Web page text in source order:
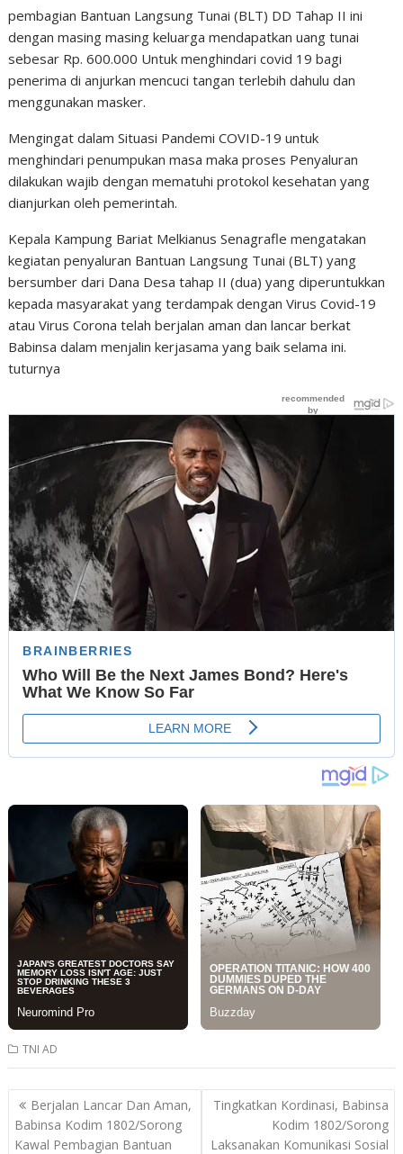
pembagian Bantuan Langsung Tunai (BLT) DD Tahap II ini
dengan masing masing keluarga mendapatkan uang tunai
sebesar Rp. 600.000 Untuk menghindari covid 19 bagi
penerima di anjurkan mencuci tangan terlebih dahulu dan
menggunakan masker.
Mengingat dalam Situasi Pandemi COVID-19 untuk
menghindari penumpukan masa maka proses Penyaluran
dilakukan wajib dengan mematuhi protokol kesehatan yang
dianjurkan oleh pemerintah.
Kepala Kampung Bariat Melkianus Senagrafle mengatakan
kegiatan penyaluran Bantuan Langsung Tunai (BLT) yang
bersumber dari Dana Desa tahap II (dua) yang diperuntukkan
kepada masyarakat yang terdampak dengan Virus Covid-19
atau Virus Corona telah berjalan aman dan lancar berkat
Babinsa dalam menjalin kerjasama yang baik selama ini.
tuturnya
TNI AD
Post
navigation
Berjalan Lancar Dan Aman,
Babinsa Kodim 1802/Sorong
Kawal Pembagian Bantuan
Tingkatkan Kordinasi, Babinsa
Kodim 1802/Sorong
Laksanakan Komunikasi Sosial